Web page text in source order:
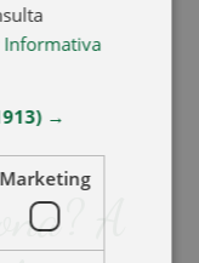
A
Informativa
→
Marketing